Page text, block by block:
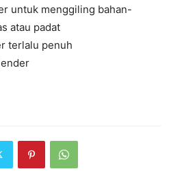
untuk menggiling bahan-
atau padat
terlalu penuh